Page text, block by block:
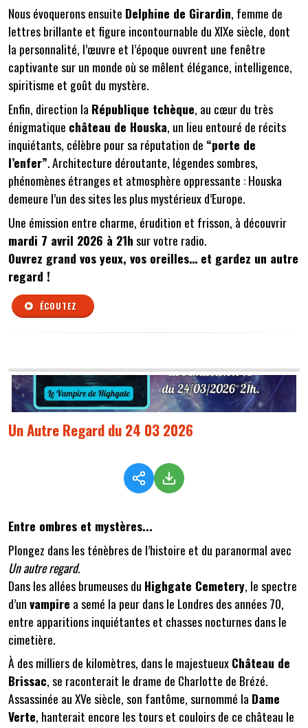
Nous évoquerons ensuite Delphine de Girardin, femme de
lettres brillante et figure incontournable du XIXe siècle, dont
la personnalité, l’œuvre et l’époque ouvrent une fenêtre
captivante sur un monde où se mêlent élégance, intelligence,
spiritisme et goût du mystère.
Enfin, direction la République tchèque, au cœur du très
énigmatique château de Houska, un lieu entouré de récits
inquiétants, célèbre pour sa réputation de “porte de
l’enfer”. Architecture déroutante, légendes sombres,
phénomènes étranges et atmosphère oppressante : Houska
demeure l’un des sites les plus mystérieux d’Europe.
Une émission entre charme, érudition et frisson, à découvrir
mardi 7 avril 2026 à 21hsur votre radio.
Ouvrez grand vos yeux, vos oreilles… et gardez un autre
regard !
ÉCOUTEZ
Un Autre Regard du 24 03 2026
Entre ombres et mystères...
Plongez dans les ténèbres de l’histoire et du paranormal avec
Un autre regard.
Dans les allées brumeuses du Highgate Cemetery, le spectre
d’unvampire a semé la peur dans le Londres des années 70,
entre apparitions inquiétantes et chasses nocturnes dans le
cimetière.
À des milliers de kilomètres, dans le majestueuxChâteau de
Brissac, se raconterait le drame de Charlotte de Brézé.
Assassinée au XVe siècle, son fantôme, surnommé la Dame
Verte, hanterait encore les tours et couloirs de ce château le